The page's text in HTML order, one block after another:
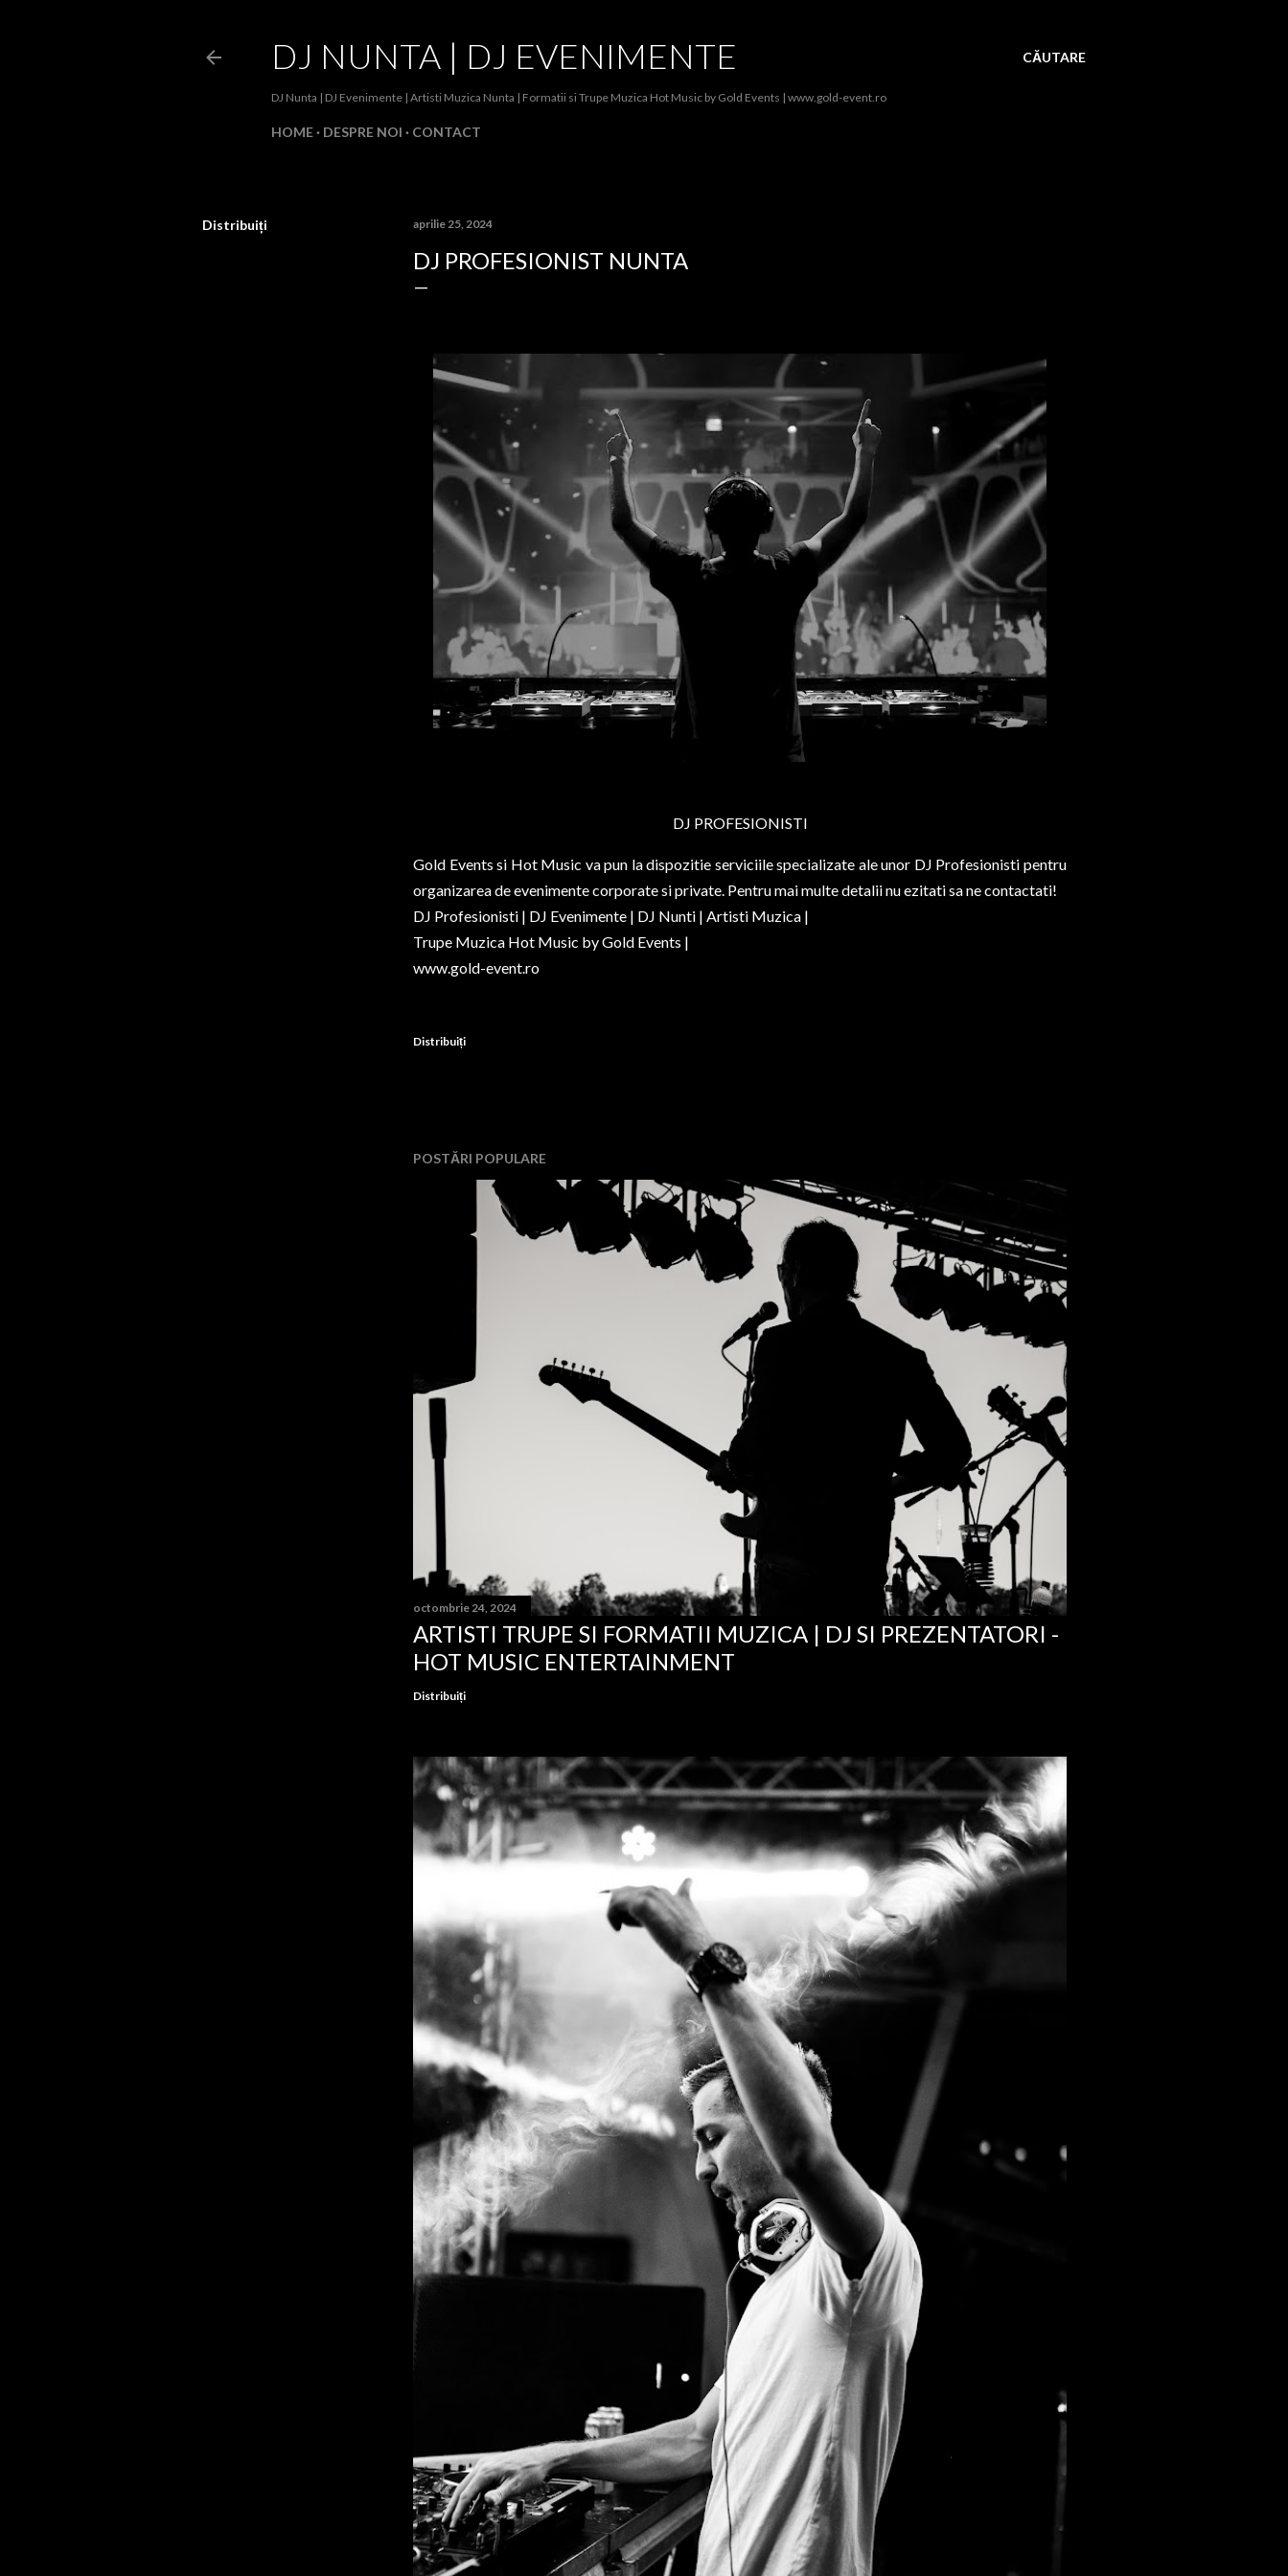
CĂUTARE
DJ NUNTA | DJ EVENIMENTE
DJ Nunta | DJ Evenimente | Artisti Muzica Nunta | Formatii si Trupe Muzica Hot Music by Gold Events | www.gold-event.ro
HOME DESPRE NOI CONTACT
Distribuiți aprilie 25, 2024
DJ PROFESIONIST NUNTA
DJ PROFESIONISTI
Gold Events si Hot Music va pun la dispozitie serviciile specializate ale unor DJ Profesionisti pentru
organizarea de evenimente corporate si private. Pentru mai multe detalii nu ezitati sa ne contactati!
DJ Profesionisti | DJ Evenimente | DJ Nunti | Artisti Muzica |
Trupe Muzica Hot Music by Gold Events |
www.gold-event.ro
Distribuiți
POSTĂRI POPULARE
octombrie 24, 2024
ARTISTI TRUPE SI FORMATII MUZICA | DJ SI PREZENTATORI -
HOT MUSIC ENTERTAINMENT
Distribuiți